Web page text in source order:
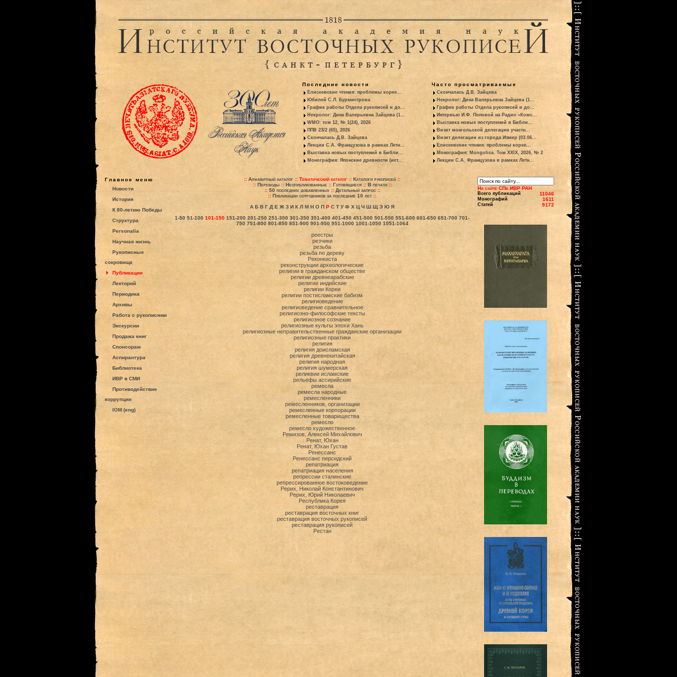
Последние новости
Елисеевские чтения: проблемы корее...
Юбилей С.Л. Бурмистрова
График работы Отдела рукописей и до...
Некролог: Дина Валерьевна Зайцева (1...
WMO: том 12, № 1(24), 2026
ППВ 23/2 (65), 2026
Скончалась Д.В. Зайцева
Лекции С.А. Французова в рамках Летн...
Выставка новых поступлений в Библи...
Монография: Японские древности (ист...
Часто просматриваемые
Скончалась Д.В. Зайцева
Некролог: Дина Валерьевна Зайцева (1...
График работы Отдела рукописей и до...
Интервью И.Ф. Поповой на Радио «Комс...
Выставка новых поступлений в Библи...
Визит монгольской делегации участн...
Визит делегации из города Измир (03.06...
Елисеевские чтения: проблемы корее...
Монография: Mongolica. Том XXIX, 2026, № 2
Лекции С.А. Французова в рамках Летн...
Главное меню
Новости
История
К 80-летию Победы
Структура
Personalia
Научная жизнь
Рукописные
сокровища
Публикации
Лекторий
Периодика
Архивы
Работа с рукописями
Экскурсии
Продажа книг
Спонсорам
Аспирантура
Библиотека
ИВР в СМИ
Противодействие
коррупции
IOM (eng)
:: Алфавитный каталог :: Тематический каталог :: Каталоги рукописей ::
:: Переводы:: Неопубликованные:: Готовящиеся:: В печати::
:: 50 последних добавленных:: Детальный запрос::
:: Публикации сотрудников за последние 10 лет::
А Б В Г Д Е Ж З И К Л М Н О П Р С Т У Ф Х Ц Ч Ш Щ Э Ю Я
1-50 51-100 101-150 151-200 201-250 251-300 301-350 351-400 401-450 451-500 501-550 551-600 601-650 651-700 701-
750 751-800 801-850 851-900 901-950 951-1000 1001-1050 1051-1064
реестры
резчики
резьба
резьба по дереву
Реконкиста
реконструкции археологические
религии в гражданском обществе
религии древнеарабские
религии индийские
религии Кореи
религии постисламские бабизм
религиоведение
религиоведение сравнительное
религиозно-философские тексты
религиозное сознание
религиозные культы эпохи Хань
религиозные неправительственные гражданские организации
религиозные практики
религия
религия доисламская
религия древнекитайская
религия народная
религия шумерская
реликвии исламские
рельефы ассирийские
ремесла
ремесла народные
ремесленники
ремесленников, организации
ремесленные корпорации
ремесленные товарищества
ремесло
ремесло художественное
Ремизов, Алексей Михайлович
Ренат, Юхан
Ренат, Юхан Густав
Ренессанс
Ренессанс персидский
репатриация
репатриация населения
репрессии сталинские
репрессированное востоковедение
Рерих, Николай Константинович
Рерих, Юрий Николаевич
Республика Корея
реставрация
реставрация восточных книг
реставрация восточных рукописей
реставрация рукописей
Рестан
На сайте СПб ИВР РАН
Всего публикаций 11046
Монографий 1611
Статей 9172